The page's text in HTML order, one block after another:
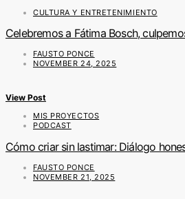
CULTURA Y ENTRETENIMIENTO
Celebremos a Fátima Bosch,
FAUSTO PONCE
NOVEMBER 24, 2025
View Post
MIS PROYECTOS
PODCAST
Cómo criar sin lastimar: Diálogo
FAUSTO PONCE
NOVEMBER 21, 2025